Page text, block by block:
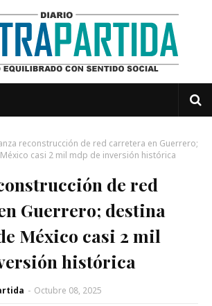
reconstrucción de red carretera en Guerrero;
casi 2 mil mdp de inversión histórica
de red
Guerrero; destina
México casi 2 mil
histórica
- Octubre 08, 2025